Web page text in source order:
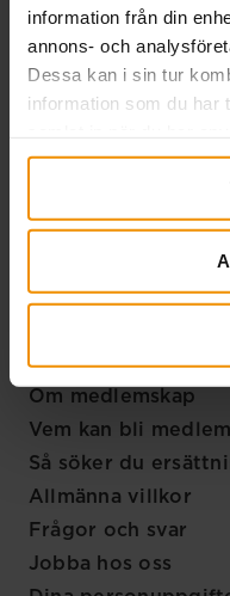
information från din
annons- och
Dessa kan i sin tur
information som du har
09.00-11.00
08-723 44 00
info@smakassa.se
Handlingar
Handlingar skickas
938 88 Arjeplog
Genvägar
Om medlemskap
Vem kan bli
Så söker du
Allmänna villkor
Frågor och svar
Jobba hos oss